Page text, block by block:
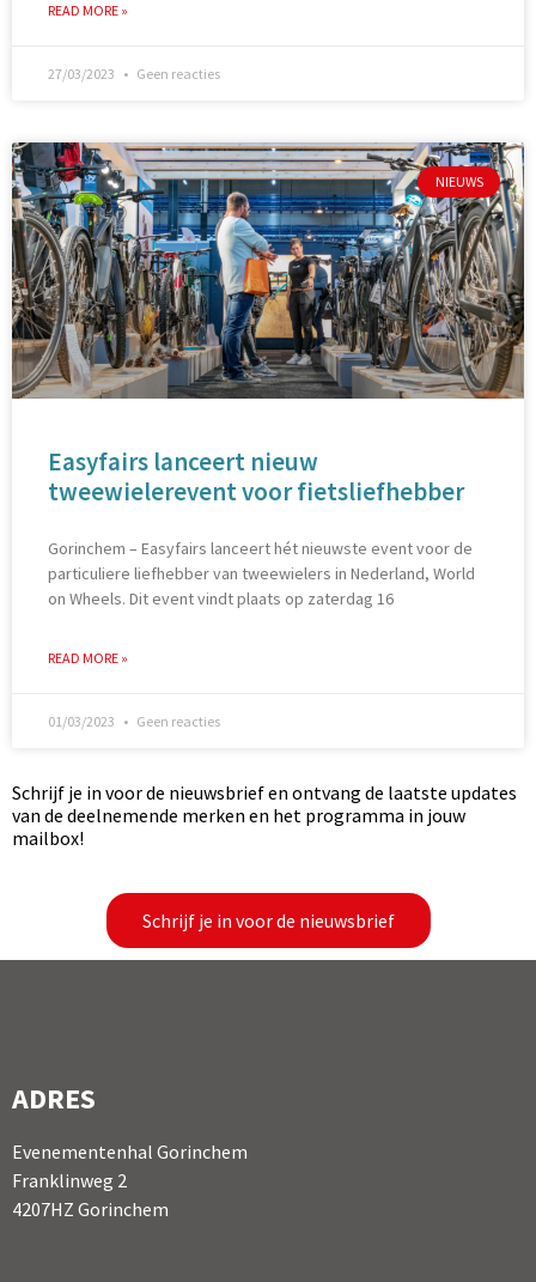
READ MORE »
27/03/2023 Geen reacties
NIEUWS
Easyfairs lanceert nieuw
tweewielerevent voor fietsliefhebber
Gorinchem – Easyfairs lanceert hét nieuwste event voor de
particuliere liefhebber van tweewielers in Nederland, World
on Wheels. Dit event vindt plaats op zaterdag 16
READ MORE »
01/03/2023 Geen reacties
Schrijf je in voor de nieuwsbrief en ontvang de laatste updates
van de deelnemende merken en het programma in jouw
mailbox!
Schrijf je in voor de nieuwsbrief
ADRES
Evenementenhal Gorinchem
Franklinweg 2
4207HZ Gorinchem